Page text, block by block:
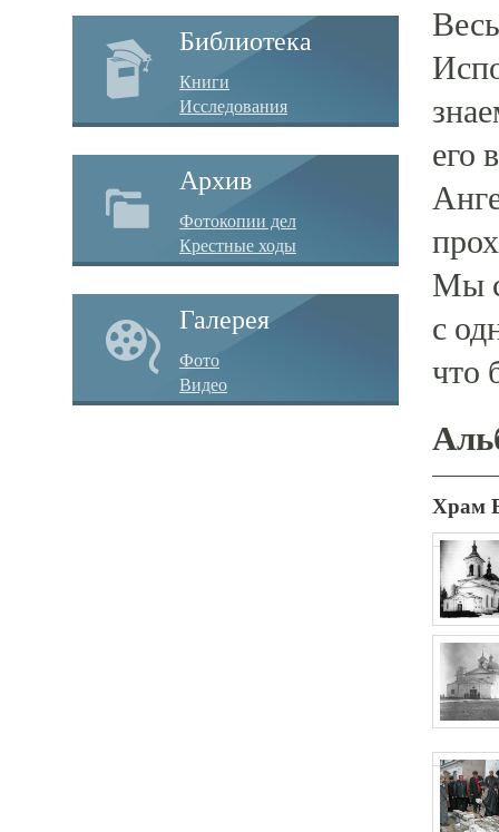
Библиотека
Книги
Исследования
Архив
Фотокопии дел
Крестные ходы
Галерея
Фото
Видео
его
Мы
с
что
Храм